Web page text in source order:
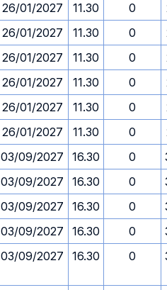
26/01/2027 11.30 0
26/01/2027 11.30 0
26/01/2027 11.30 0
26/01/2027 11.30 0
26/01/2027 11.30 0
26/01/2027 11.30 0
03/09/2027 16.30 0
03/09/2027 16.30 0
03/09/2027 16.30 0
03/09/2027 16.30 0
03/09/2027 16.30 0